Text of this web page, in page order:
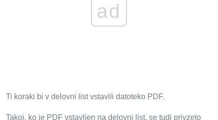
ad
Ti koraki bi v delovni list vstavili datoteko PDF.
Takoj, ko je PDF vstavljen na delovni list, se tudi privzeto